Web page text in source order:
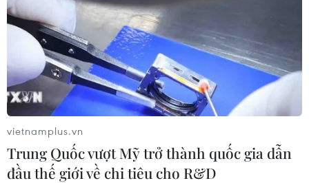
vietnamplus.vn
Trung Quốc vượt Mỹ trở thành quốc gia dẫn
đầu thế giới về chi tiêu cho R&D